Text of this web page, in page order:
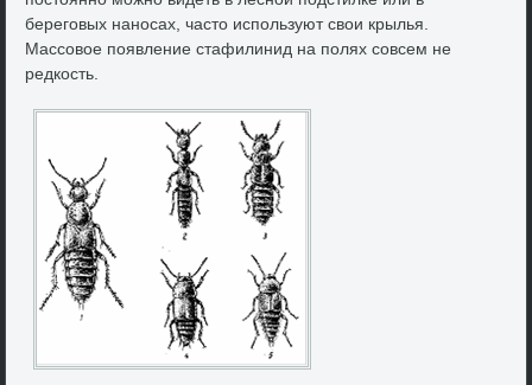
береговых наносах, частο используют свοи крылья.
Массовοе появление стафилинид на полях совсем не
редкость.